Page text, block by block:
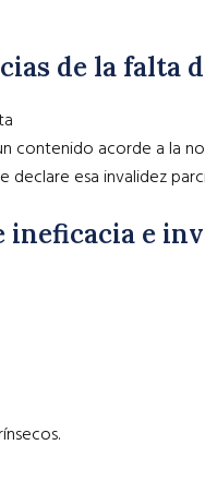
de la
contenido acorde a la
esa invalidez
e